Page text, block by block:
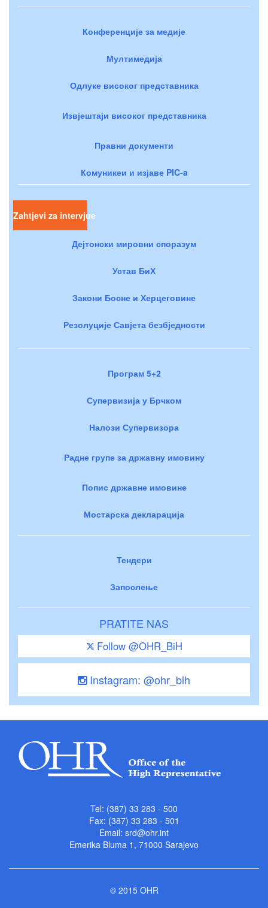
Конференције за медије
Мултимедија
Одлуке високог представника
Извјештаји високог представника
Правни документи
Комуникеи и изјаве PIC-a
Zahtjevi za intervjue
Дејтонски мировни споразум
Устав БиХ
Закони Босне и Херцеговине
Резолуције Савјета безбједности
Програм 5+2
Супервизија у Брчком
Налози Супервизора
Радне групе за државну имовину
Попис државне имовине
Мостарска декларација
Тендери
Запослење
PRATITE NAS
Follow @OHR_BiH
Instagram: @ohr_bih
Tel: (387) 33 283 - 500
Fax: (387) 33 283 - 501
Email: srd@ohr.int
Emerika Bluma 1, 71000 Sarajevo
© 2015 OHR